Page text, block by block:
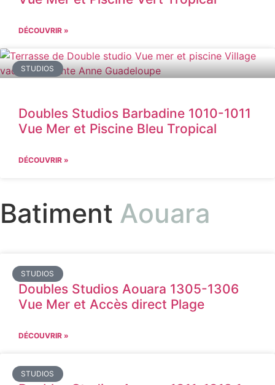
DÉCOUVRIR »
STUDIOS
Doubles Studios Barbadine 1010-1011
Vue Mer et Piscine Bleu Tropical
DÉCOUVRIR »
Batiment Aouara
STUDIOS
Doubles Studios Aouara 1305-1306
Vue Mer et Accès direct Plage
DÉCOUVRIR »
STUDIOS